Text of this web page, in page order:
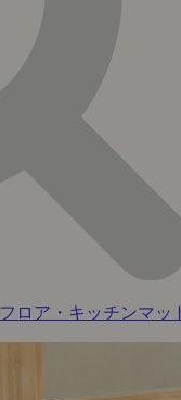
フロア・キッチンマッ